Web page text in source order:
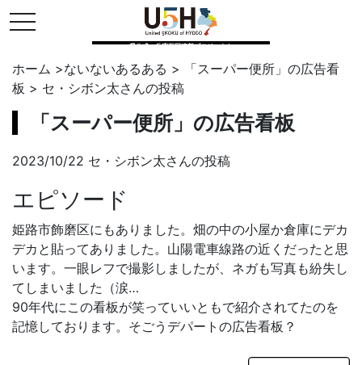
toggle navigation
県公式・兵庫五国連邦プロジェクト
ホーム >ないないあるある >
「スーパー便所」の広告看
板 > セ・シボン太さんの投稿
「スーパー便所」の広告看板
2023/10/22 セ・シボン太さんの投稿
エピソード
姫路市飾磨区にもありました。畑の中の小屋か倉庫にデカ
デカと貼ってありました。山陽電車線路の近くだったと思
います。一眼レフで撮影しましたが、ネガも写真も紛失し
てしまいました（涙…
90年代にこの看板が笑っていいともで紹介されてたのを
記憶しております。そごうデパートの広告看板？